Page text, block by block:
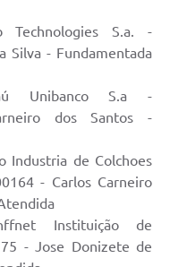
Technologies S.a. -
Silva - Fundamentada
Unibanco S.a -
dos Santos -
Industria de Colchoes
- Carlos Carneiro
Instituição de
- Jose Donizete de